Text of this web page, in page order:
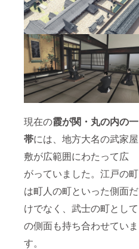
現在の霞が関・丸の内の一
帯には、地方大名の武家屋
敷が広範囲にわたって広
がっていました。江戸の町
は町人の町といった側面だ
けでなく、武士の町として
の側面も持ち合わせていま
す。